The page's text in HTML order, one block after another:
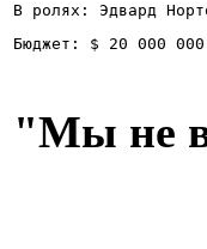
В ролях: Эдвард
Бюджет: $ 20 000 000
"Мы не